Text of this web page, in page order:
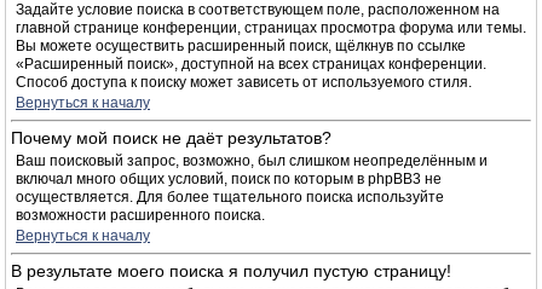
Задайте условие поиска в соответствующем поле, расположенном на
главной странице конференции, страницах просмотра форума или темы.
Вы можете осуществить расширенный поиск, щёлкнув по ссылке
«Расширенный поиск», доступной на всех страницах конференции.
Способ доступа к поиску может зависеть от используемого стиля.
Вернуться к началу
Почему мой поиск не даёт результатов?
Ваш поисковый запрос, возможно, был слишком неопределённым и
включал много общих условий, поиск по которым в phpBB3 не
осуществляется. Для более тщательного поиска используйте
возможности расширенного поиска.
Вернуться к началу
В результате моего поиска я получил пустую страницу!